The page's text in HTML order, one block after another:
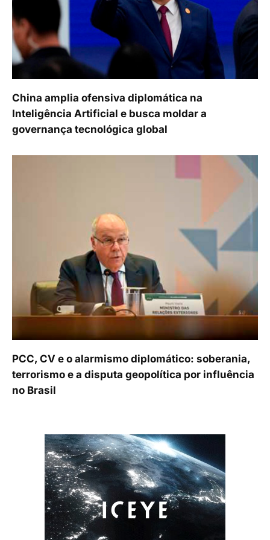
China amplia ofensiva diplomática na
Inteligência Artificial e busca moldar a
governança tecnológica global
PCC, CV e o alarmismo diplomático: soberania,
terrorismo e a disputa geopolítica por influência
no Brasil